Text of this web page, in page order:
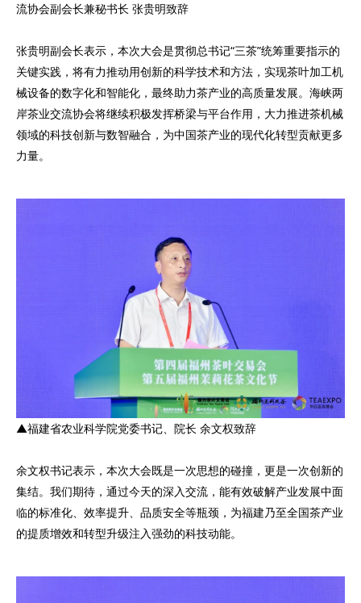
流协会副会长兼秘书长 张贵明致辞
张贵明副会长表示，本次大会是贯彻总书记“三茶”统筹重要指示的
关键实践，将有力推动用创新的科学技术和方法，实现茶叶加工机
械设备的数字化和智能化，最终助力茶产业的高质量发展。海峡两
岸茶业交流协会将继续积极发挥桥梁与平台作用，大力推进茶机械
领域的科技创新与数智融合，为中国茶产业的现代化转型贡献更多
力量。
▲福建省农业科学院党委书记、院长 余文权致辞
余文权书记表示，本次大会既是一次思想的碰撞，更是一次创新的
集结。我们期待，通过今天的深入交流，能有效破解产业发展中面
临的标准化、效率提升、品质安全等瓶颈，为福建乃至全国茶产业
的提质增效和转型升级注入强劲的科技动能。